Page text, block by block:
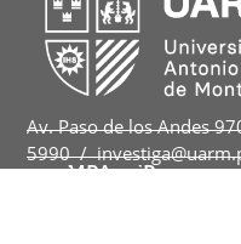
Av. Paso de los Andes
5990 /
COMPARTIR